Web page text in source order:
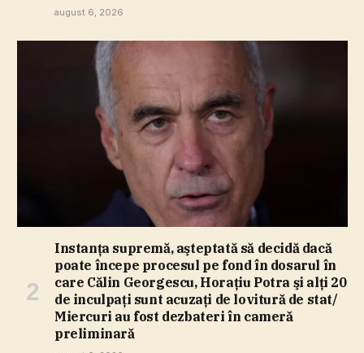
august 6, 2026
Instanţa supremă, aşteptată să decidă dacă
poate începe procesul pe fond în dosarul în
care Călin Georgescu, Horaţiu Potra şi alţi 20
de inculpaţi sunt acuzaţi de lovitură de stat/
Miercuri au fost dezbateri în cameră
preliminară